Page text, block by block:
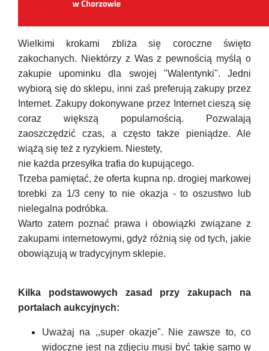
Wielkimi krokami zbliża się coroczne święto
zakochanych. Niektórzy z Was z pewnością myślą o
zakupie upominku dla swojej "Walentynki". Jedni
wybiorą się do sklepu, inni zaś preferują zakupy przez
Internet. Zakupy dokonywane przez Internet cieszą się
coraz większą popularnością. Pozwalają
zaoszczędzić czas, a często także pieniądze. Ale
wiążą się też z ryzykiem. Niestety,
nie każda przesyłka trafia do kupującego.
Trzeba pamiętać, że oferta kupna np. drogiej markowej
torebki za 1/3 ceny to nie okazja - to oszustwo lub
nielegalna podróbka.
Warto zatem poznać prawa i obowiązki związane z
zakupami internetowymi, gdyż różnią się od tych, jakie
obowiązują w tradycyjnym sklepie.
Kilka podstawowych zasad przy zakupach na
portalach aukcyjnych:
Uważaj na ,,super okazje". Nie zawsze to, co
widoczne jest na zdjęciu musi być takie samo w